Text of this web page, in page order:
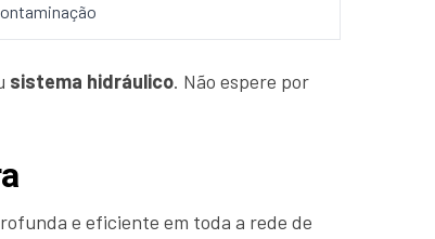
sistema hidráulico. Não espere por
e eficiente em toda a rede de